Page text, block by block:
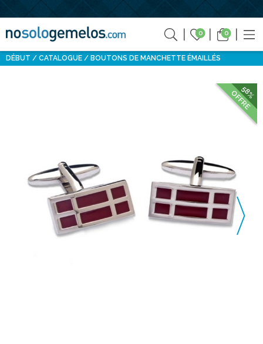
0 0
DÉBUT CATALOGUE BOUTONS DE MANCHETTE ÉMAILLÉS
58%
OFFRE